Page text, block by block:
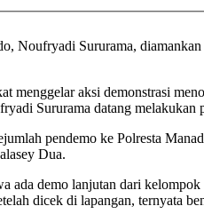
Noufryadi Sururama,
menggelar aksi demonstrasi
Sururama datang
pendemo ke Polresta
Dua.
terlibat
dicek di lapangan, ternyata